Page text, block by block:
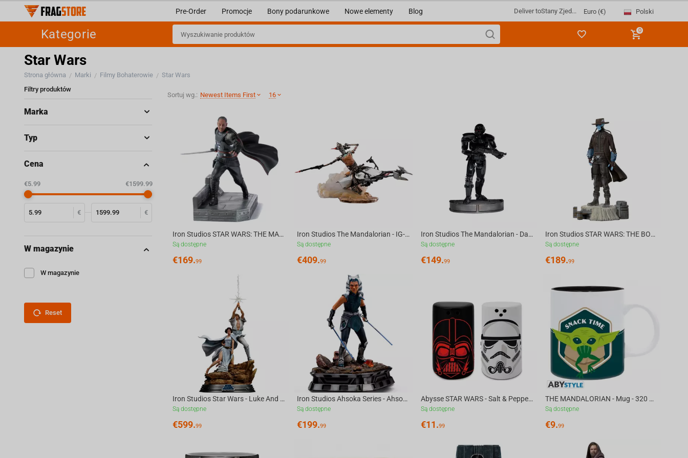
Pre-Order Promocje Bony podarunkowe Nowe elementy Blog Deliver toStany Zjed... Euro (€) Polski
Kategorie 0
Star Wars
Strona główna / Marki / Filmy Bohaterowie / Star Wars
Sortuj wg.: Newest Items First 16
Iron Studios STAR WARS: THE MANDALORIAN - Moff Gideon Statue 1/10
Są dostępne
€169.99
Iron Studios The Mandalorian - IG-11 and The Child Statue Deluxe Art Scale 1/10
Są dostępne
€409.99
Iron Studios The Mandalorian - Dark Trooper Statue Art Scale 1/10
Są dostępne
€149.99
Iron Studios STAR WARS: THE BOOK OF BOBA FETT - Cad Bane Statue 1/10
Są dostępne
€189.99
Iron Studios Star Wars - Luke And Leia Deluxe Art Scale 1/10 Statue
Są dostępne
€599.99
Iron Studios Ahsoka Series - Ahsoka Child Ver. Art Scale 1/10 Statue
Są dostępne
€199.99
Abysse STAR WARS - Salt & Pepper Shakers - Vader & Troope
Są dostępne
€11.99
THE MANDALORIAN - Mug - 320 ml - Baby Yoda Grenoui
Są dostępne
€9.99
Filtry produktów
Marka
Typ
Cena
€ €
‎€5.99 ‎€1599.99
W magazynie
W magazynie
Reset